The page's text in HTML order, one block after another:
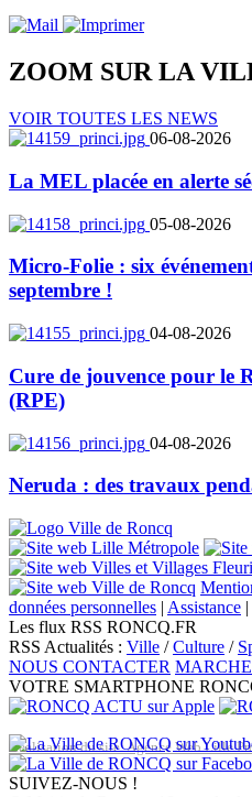
ZOOM SUR LA
VOIR TOUTES LES NEWS
06-08-2026
La MEL placée en alerte
05-08-2026
Micro-Folie : six
septembre !
04-08-2026
Cure de jouvence pour le
(RPE)
04-08-2026
Neruda : des travaux
données personnelles | Assistance |
Les flux RSS RONCQ.FR
RSS Actualités : Ville /Culture /
NOUS CONTACTER
VOTRE SMARTPHONE
Réalisation du site: Agence Web Lille
SUIVEZ-NOUS !